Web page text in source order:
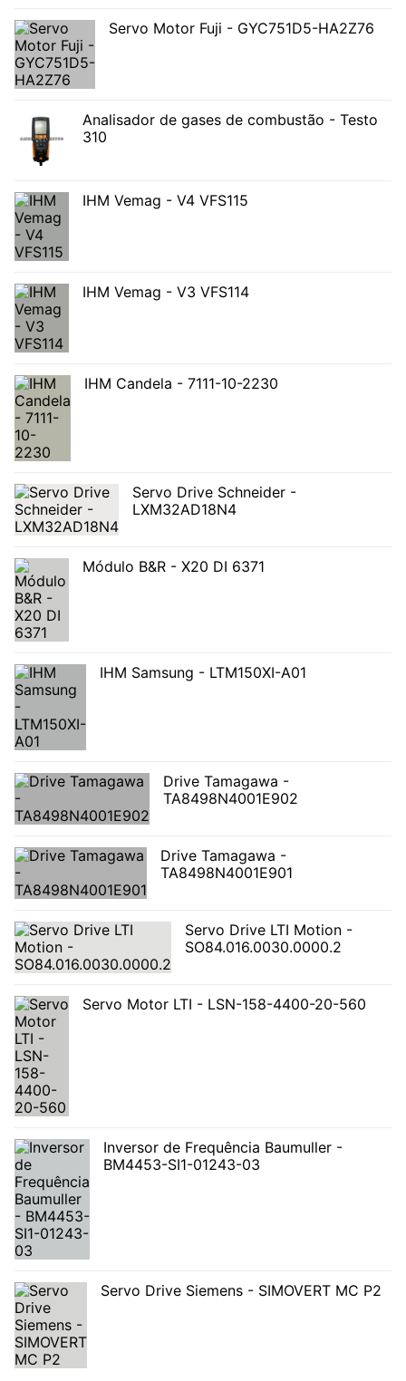
Servo Motor Fuji - GYC751D5-HA2Z76
Analisador de gases de combustão - Testo
310
IHM Vemag - V4 VFS115
IHM Vemag - V3 VFS114
IHM Candela - 7111-10-2230
Servo Drive Schneider -
LXM32AD18N4
Módulo B&R - X20 DI 6371
IHM Samsung - LTM150XI-A01
Drive Tamagawa -
TA8498N4001E902
Drive Tamagawa -
TA8498N4001E901
Servo Drive LTI Motion -
SO84.016.0030.0000.2
Servo Motor LTI - LSN-158-4400-20-560
Inversor de Frequência Baumuller -
BM4453-SI1-01243-03
Servo Drive Siemens - SIMOVERT MC P2